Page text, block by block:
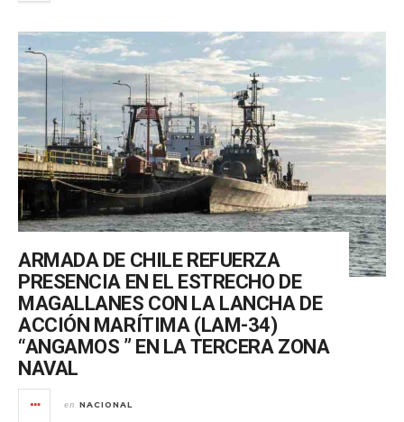
ARMADA DE CHILE REFUERZA
PRESENCIA EN EL ESTRECHO DE
MAGALLANES CON LA LANCHA DE
ACCIÓN MARÍTIMA (LAM-34)
“ANGAMOS ” EN LA TERCERA ZONA
NAVAL
en NACIONAL